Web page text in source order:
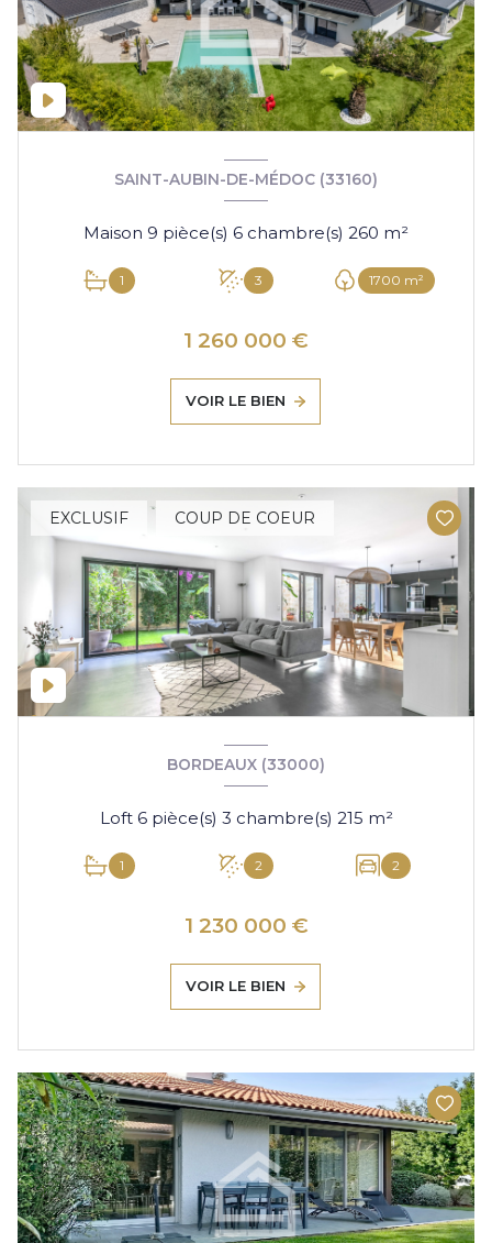
SAINT-AUBIN-DE-MÉDOC (33160)
Maison 9 pièce(s) 6 chambre(s) 260 m²
1 3 1700 m²
1 260 000 €
VOIR LE BIEN
EXCLUSIF COUP DE COEUR
BORDEAUX (33000)
Loft 6 pièce(s) 3 chambre(s) 215 m²
1 2 2
1 230 000 €
VOIR LE BIEN